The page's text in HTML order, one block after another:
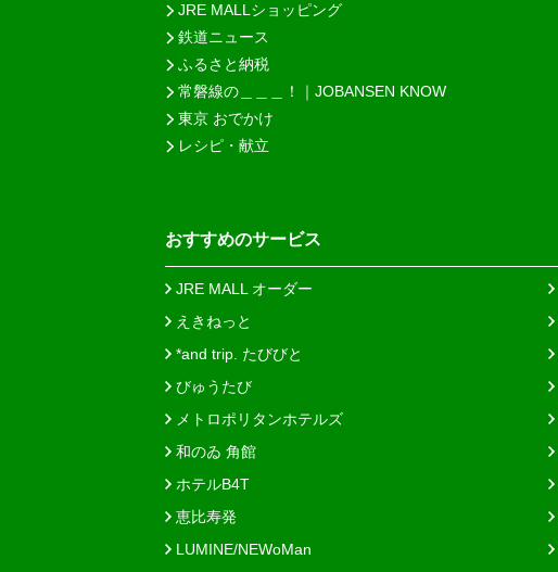
JRE MALLショッピング
鉄道ニュース
ふるさと納税
常磐線の＿＿＿！｜JOBANSEN KNOW
東京 おでかけ
レシピ・献立
おすすめのサービス
JRE MALL オーダー
えきねっと
*and trip. たびびと
びゅうたび
メトロポリタンホテルズ
和のゐ 角館
ホテルB4T
恵比寿発
LUMINE/NEWoMan